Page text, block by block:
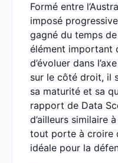
Formé entre
imposé
gagné du temps de
élément important
d’évoluer dans
sur le côté droit, il
sa maturité et sa
rapport de Data
d’ailleurs similaire
tout porte à croire
idéale pour la